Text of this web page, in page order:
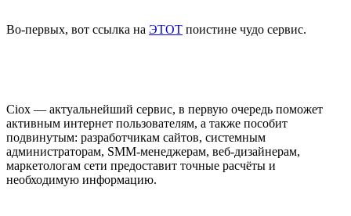
Во-первых, вот ссылка на ЭТОТ поистине чудо сервис.
Ciox — актуальнейший сервис, в первую очередь поможет
активным интернет пользователям, а также пособит
подвинутым: разработчикам сайтов, системным
администраторам, SMM-менеджерам, веб-дизайнерам,
маркетологам сети предоставит точные расчёты и
необходимую информацию.